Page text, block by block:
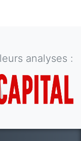
analyses :